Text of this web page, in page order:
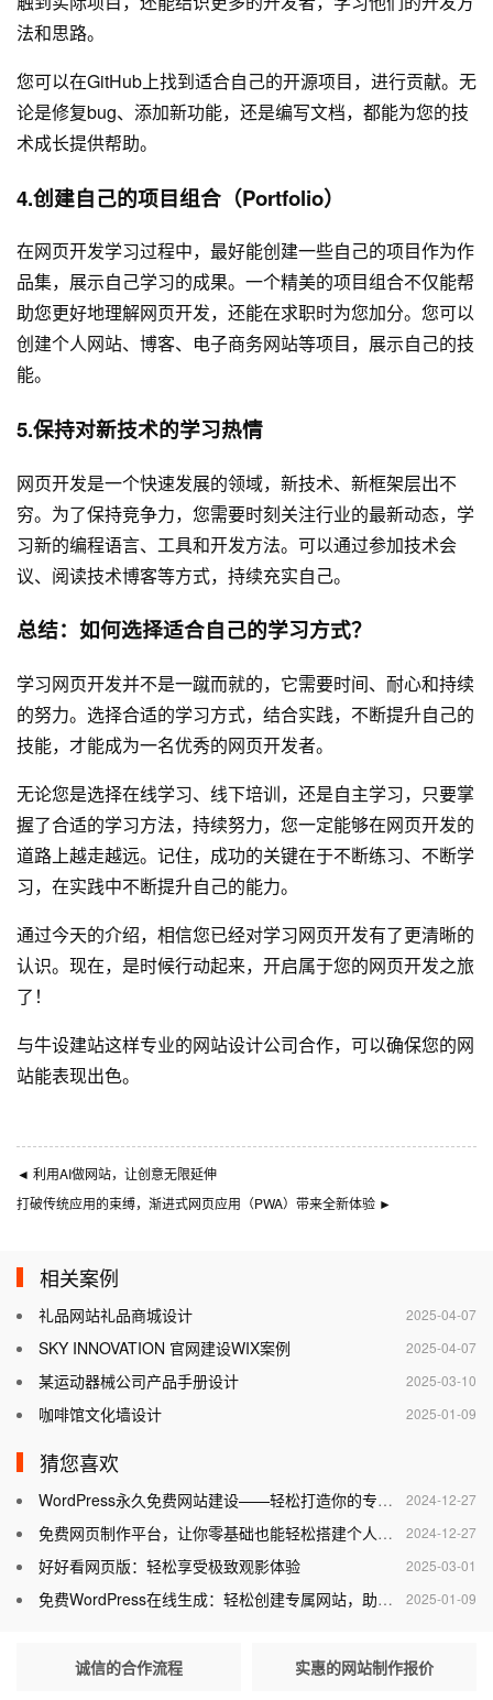
法和思路。
您可以在GitHub上找到适合自己的开源项目，进行贡献。无
论是修复bug、添加新功能，还是编写文档，都能为您的技
术成长提供帮助。
4.创建自己的项目组合（Portfolio）
在网页开发学习过程中，最好能创建一些自己的项目作为作
品集，展示自己学习的成果。一个精美的项目组合不仅能帮
助您更好地理解网页开发，还能在求职时为您加分。您可以
创建个人网站、博客、电子商务网站等项目，展示自己的技
能。
5.保持对新技术的学习热情
网页开发是一个快速发展的领域，新技术、新框架层出不
穷。为了保持竞争力，您需要时刻关注行业的最新动态，学
习新的编程语言、工具和开发方法。可以通过参加技术会
议、阅读技术博客等方式，持续充实自己。
总结：如何选择适合自己的学习方式？
学习网页开发并不是一蹴而就的，它需要时间、耐心和持续
的努力。选择合适的学习方式，结合实践，不断提升自己的
技能，才能成为一名优秀的网页开发者。
无论您是选择在线学习、线下培训，还是自主学习，只要掌
握了合适的学习方法，持续努力，您一定能够在网页开发的
道路上越走越远。记住，成功的关键在于不断练习、不断学
习，在实践中不断提升自己的能力。
通过今天的介绍，相信您已经对学习网页开发有了更清晰的
认识。现在，是时候行动起来，开启属于您的网页开发之旅
了！
与牛设建站这样专业的网站设计公司合作，可以确保您的网
站能表现出色。
◄ 利用AI做网站，让创意无限延伸
打破传统应用的束缚，渐进式网页应用（PWA）带来全新体验 ►
相关案例
2025-04-07
礼品网站礼品商城设计
2025-04-07
SKY INNOVATION 官网建设WIX案例
2025-03-10
某运动器械公司产品手册设计
2025-01-09
咖啡馆文化墙设计
猜您喜欢
2024-12-27
WordPress永久免费网站建设——轻松打造你的专属网站
2024-12-27
免费网页制作平台，让你零基础也能轻松搭建个人网站
2025-03-01
好好看网页版：轻松享受极致观影体验
2025-01-09
免费WordPress在线生成：轻松创建专属网站，助力个人与企业腾飞
诚信的合作流程 实惠的网站制作报价